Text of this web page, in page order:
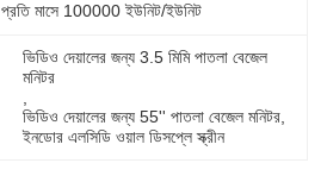
প্রতি মাসে 100000 ইউনিট/ইউনিট
ভিডিও দেয়ালের জন্য 3.5 মিমি পাতলা বেজেল
মনিটর
ভিডিও দেয়ালের জন্য 55'' পাতলা বেজেল মনিটর
ইনডোর এলসিডি ওয়াল ডিসপ্লে স্ক্রীন